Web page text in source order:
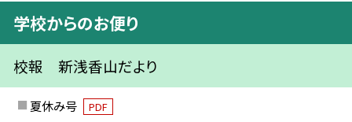
学校からのお便り
校報 新浅香山だより
夏休み号 PDF